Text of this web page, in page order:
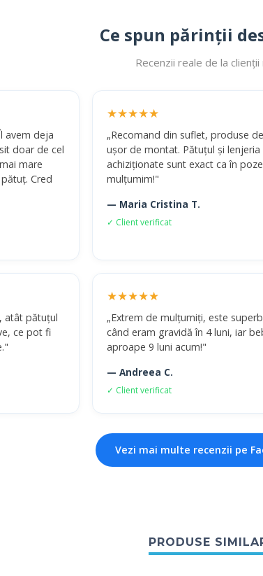
Ce spun părinții
Recenzii reale de la
avem deja
doar de cel
mare
Cred
★★★★★
„Recomand din suflet, produse
ușor de montat. Pătuțul și lenjeria
achiziționate sunt exact ca în
mulțumim!"
— Maria Cristina T.
✓ Client verificat
atât pătuțul
ce pot fi
★★★★★
„Extrem de mulțumiți, este
când eram gravidă în 4 luni, iar
aproape 9 luni acum!"
— Andreea C.
✓ Client verificat
Vezi mai multe recenzii pe
PRODUSE